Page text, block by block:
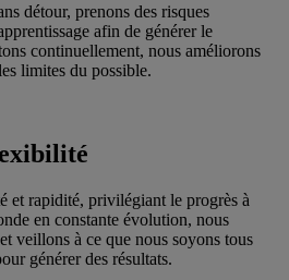
détour, prenons des risques
afin de générer le
continuellement, nous améliorons
limites du possible.
et rapidité, privilégiant le progrès à
en constante évolution, nous
veillons à ce que nous soyons tous
générer des résultats.